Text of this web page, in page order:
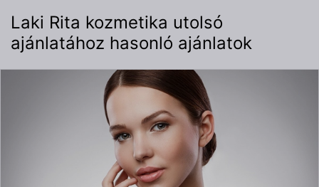
Laki Rita kozmetika utolsó
ajánlatához hasonló ajánlatok